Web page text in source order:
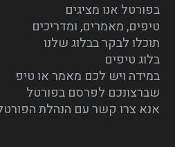
בפורטל אנו מציגים
טיפים, מאמרים, ומדריכים
תוכלו לבקר בבלוג שלנו
בלוג טיפים
במידה ויש לכם מאמר או טיפ
שברצונכם לפרסם בפורטל
אנא צרו קשר עם הנהלת הפורטל